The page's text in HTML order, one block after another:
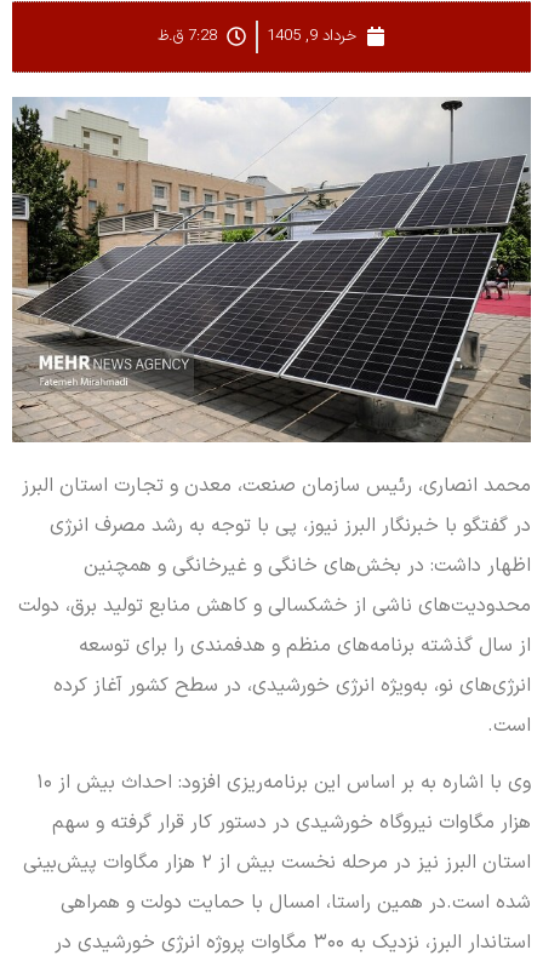
خرداد 9, 1405 7:28 ق.ظ
محمد انصاری، رئیس سازمان صنعت، معدن و تجارت استان البرز
در گفتگو با خبرنگار البرز نیوز، پی با توجه به رشد مصرف انرژی
اظهار داشت: در بخش‌های خانگی و غیرخانگی و همچنین
محدودیت‌های ناشی از خشکسالی و کاهش منابع تولید برق، دولت
از سال گذشته برنامه‌های منظم و هدفمندی را برای توسعه
انرژی‌های نو، به‌ویژه انرژی خورشیدی، در سطح کشور آغاز کرده
است.
وی با اشاره به بر اساس این برنامه‌ریزی افزود: احداث بیش از ۱۰
هزار مگاوات نیروگاه خورشیدی در دستور کار قرار گرفته و سهم
استان البرز نیز در مرحله نخست بیش از ۲ هزار مگاوات پیش‌بینی
شده است.در همین راستا، امسال با حمایت دولت و همراهی
استاندار البرز، نزدیک به ۳۰۰ مگاوات پروژه انرژی خورشیدی در